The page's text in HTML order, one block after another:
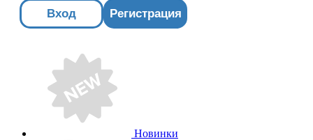
Вход Регистрация
Новинки